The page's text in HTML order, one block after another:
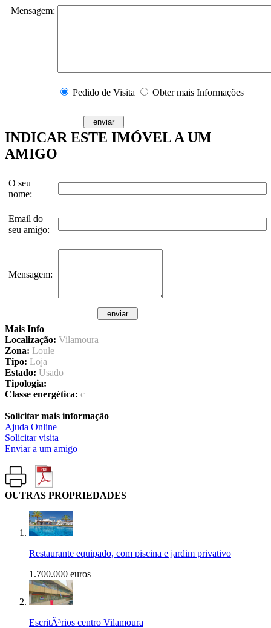
Mensagem:
Pedido de Visita Obter mais Informações
INDICAR ESTE IMÓVEL A UM
AMIGO
O seu
nome:
Email do
seu amigo:
Mensagem:
Mais Info
Localização: Vilamoura
Zona: Loule
Tipo: Loja
Estado: Usado
Tipologia:
Classe energética: c
Solicitar mais informação
Ajuda Online
Solicitar visita
Enviar a um amigo
OUTRAS PROPRIEDADES
Restaurante equipado, com piscina e jardim privativo
1.700.000 euros
EscritÃ³rios centro Vilamoura